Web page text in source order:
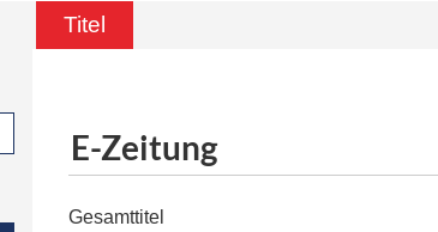
Titel
E-Zeitung
Gesamttitel